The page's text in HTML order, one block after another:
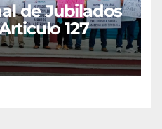
de Jubilados
127